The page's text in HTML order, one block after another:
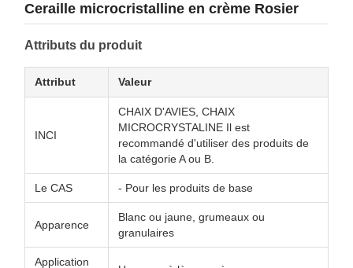
Ceraille microcristalline en crème Rosier
Attributs du produit
Attribut Valeur
INCI
CHAIX D'AVIES, CHAIX
MICROCRYSTALINE Il est
recommandé d'utiliser des produits de
la catégorie A ou B.
Le CAS - Pour les produits de base
Apparence
Blanc ou jaune, grumeaux ou
granulaires
Application